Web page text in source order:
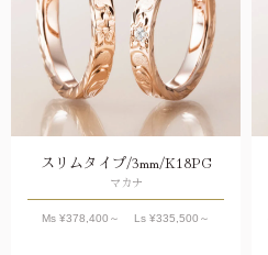
スリムタイプ/3mm/K18PG
マカナ
Ms ¥378,400 ～ Ls ¥335,500 ～